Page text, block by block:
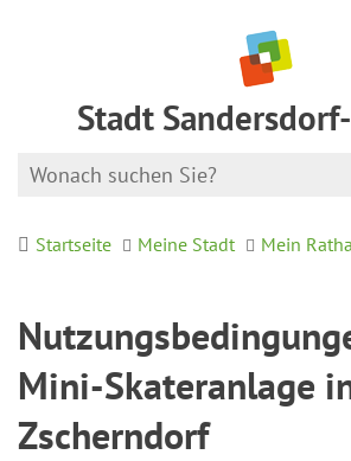
Stadt
Startseite Meine Stadt Mein
Mini-Skateranlage
Zscherndorf